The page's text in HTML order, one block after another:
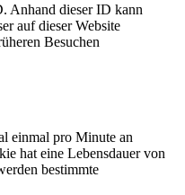
Anhand dieser ID kann
auf dieser Website
Besuchen
einmal pro Minute an
hat eine Lebensdauer von
bestimmte